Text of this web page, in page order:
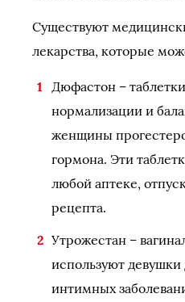
Существуют
лекарства, которые
Дюфастон –
нормализации и
женщины
гормона. Эти
любой аптеке,
рецепта.
Утрожестан –
используют
интимных